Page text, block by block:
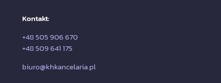
Kontakt:
+48 505 906 670
+48 509 641 175
biuro@khkancelaria.pl